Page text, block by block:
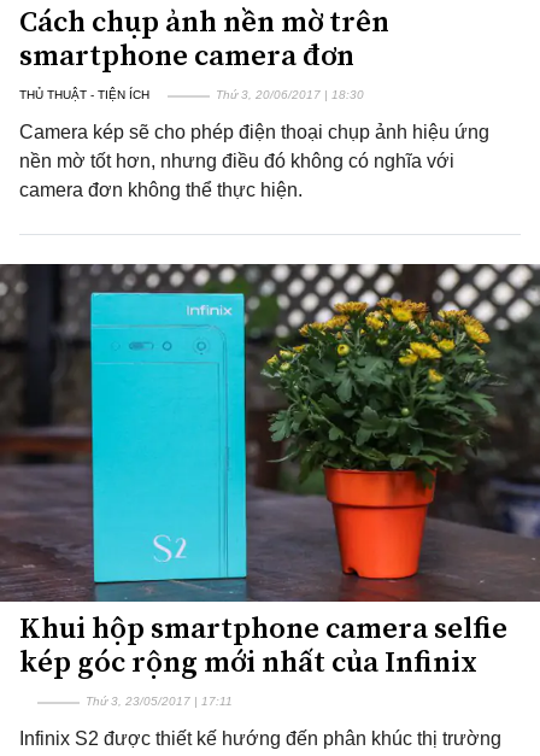
Cách chụp ảnh nền mờ trên
smartphone camera đơn
THỦ THUẬT - TIỆN ÍCH Thứ 3, 20/06/2017 | 18:30
Camera kép sẽ cho phép điện thoại chụp ảnh hiệu ứng
nền mờ tốt hơn, nhưng điều đó không có nghĩa với
camera đơn không thể thực hiện.
Khui hộp smartphone camera selfie
kép góc rộng mới nhất của Infinix
Thứ 3, 23/05/2017 | 17:11
Infinix S2 được thiết kế hướng đến phân khúc thị trường